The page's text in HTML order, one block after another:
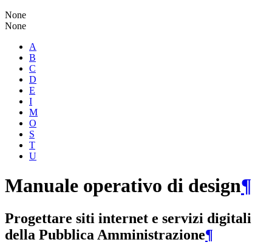
None
None
A
B
C
D
E
I
M
O
S
T
U
Manuale operativo di design¶
Progettare siti internet e servizi digitali
della Pubblica Amministrazione¶